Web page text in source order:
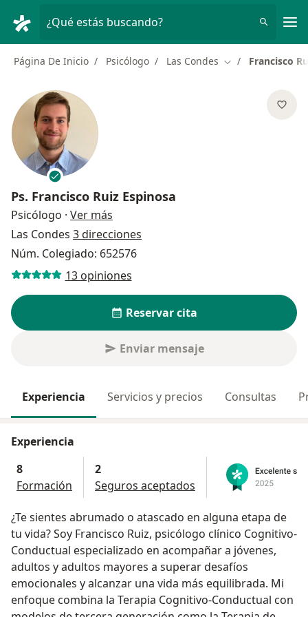
¿Qué estás buscando?
Página De Inicio Psicólogo Las Condes Cambiar de
Francisco
Ps. Francisco Ruiz Espinosa
Psicólogo · Ver más
Las Condes 3 direcciones
Núm. Colegiado: 652576
13 opiniones
Reservar cita
Enviar mensaje
Experiencia Servicios y precios Consultas
Experiencia
8
Formación
2
Seguros aceptados
¿Te sientes abrumado o atascado en alguna etapa de
tu vida? Soy Francisco Ruiz, psicólogo clínico Cognitivo-
Conductual especializado en acompañar a jóvenes,
adultos y adultos mayores a superar desafíos
emocionales y alcanzar una vida más equilibrada. Mi
enfoque combina la Terapia Cognitivo-Conductual con